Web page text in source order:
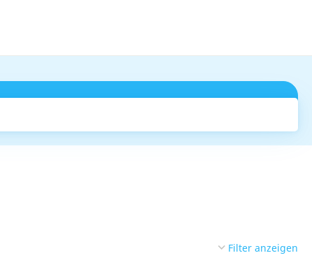
Filter anzeigen